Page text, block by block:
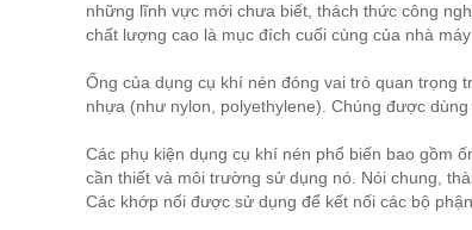
những lĩnh vực mới chưa biết, thách thức công
chất lượng cao là mục đích cuối cùng của nhà máy
Ống của dụng cụ khí nén đóng vai trò quan trọng
nhựa (như nylon, polyethylene). Chúng được
Các phụ kiện dụng cụ khí nén phổ biến bao gồm
cần thiết và môi trường sử dụng nó. Nói chung,
Các khớp nối được sử dụng để kết nối các bộ